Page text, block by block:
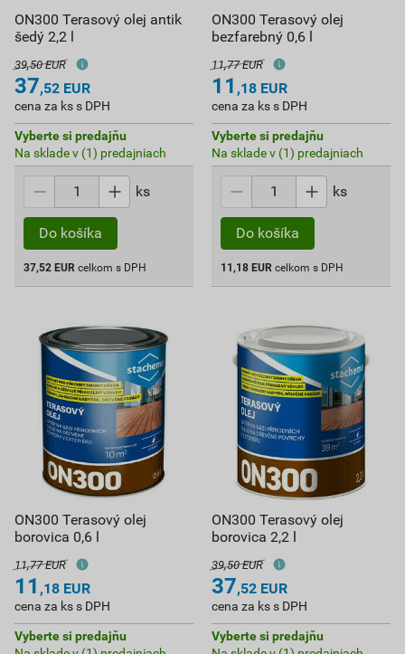
ON300 Terasový olej antik
šedý 2,2 l
39,50 EUR
37,52 EUR
cena za ks s DPH
Vyberte si predajňu
Na sklade v (1) predajniach
ks
Do košíka
37,52 EUR celkom s DPH
ON300 Terasový olej
bezfarebný 0,6 l
11,77 EUR
11 ,18 EUR
cena za ks s DPH
Vyberte si predajňu
Na sklade v (1) predajniach
ks
Do košíka
11,18 EUR celkom s DPH
ON300 Terasový olej
borovica 0,6 l
11,77 EUR
11 ,18 EUR
cena za ks s DPH
Vyberte si predajňu
ON300 Terasový olej
borovica 2,2 l
39,50 EUR
37,52 EUR
cena za ks s DPH
Vyberte si predajňu